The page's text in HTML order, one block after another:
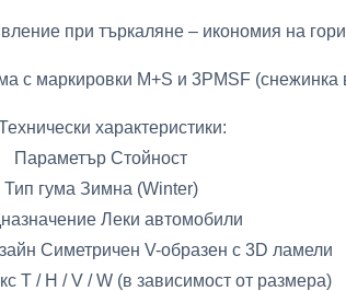
при търкаляне – икономия на
с маркировки M+S и 3PMSF (снежинка
характеристики:
Параметър Стойност
Тип гума Зимна (Winter)
Леки автомобили
Симетричен V-образен с 3D ламели
T / H / V / W (в зависимост от размера)